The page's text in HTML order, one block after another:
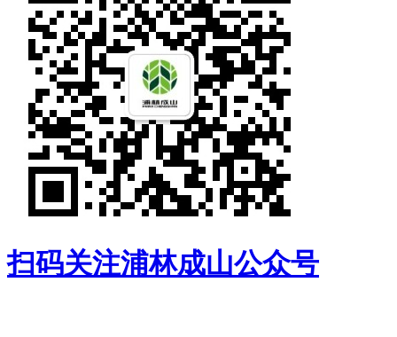
扫码关注浦林成山公众号